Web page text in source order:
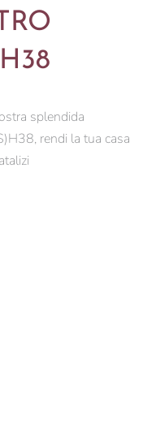
splendida
rendi la tua casa